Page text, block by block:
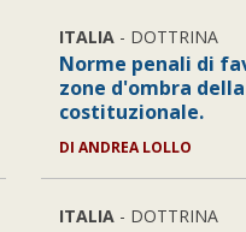
ITALIA- DOTTRINA
Norme penali di
zone d'ombra
costituzionale.
DI ANDREA LOLLO
ITALIA- DOTTRINA